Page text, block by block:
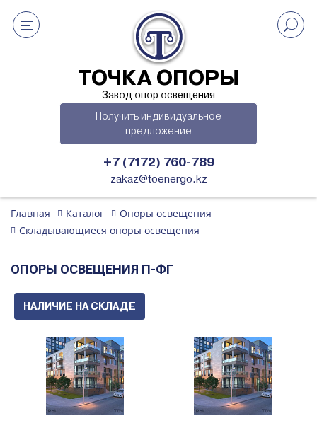
ТОЧКА ОПОРЫ
Завод опор освещения
Получить индивидуальное
предложение
+7 (7172) 760-789
zakaz@toenergo.kz
Главная Каталог
Опоры освещения
Складывающиеся опоры освещения
ОПОРЫ ОСВЕЩЕНИЯ П-ФГ
НАЛИЧИЕ НА СКЛАДЕ